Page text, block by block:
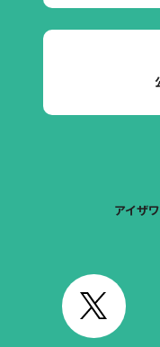
アイザ